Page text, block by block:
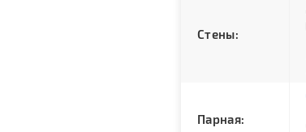
Стены:
Парная: